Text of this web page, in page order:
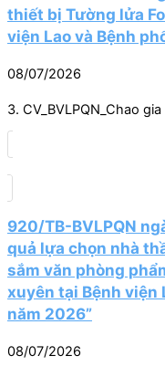
thiết bị Tường lửa
viện Lao và Bệnh
08/07/2026
3. CV_BVLPQN_Chao
920/TB-BVLPQN
quả lựa chọn nhà
sắm văn phòng
xuyên tại Bệnh viện
năm 2026”
08/07/2026